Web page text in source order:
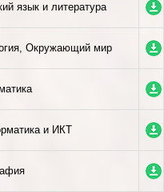
язык и литература
Окружающий мир
и ИКТ